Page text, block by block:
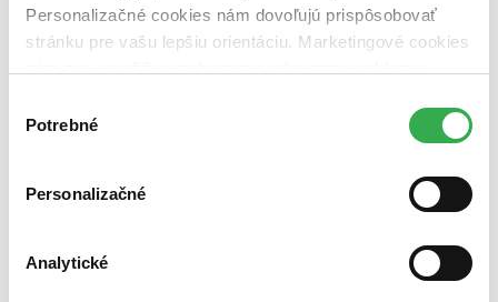
Personalizačné cookies nám dovoľujú prispôsobovať
stránku pre vašu lepšiu orientáciu. Marketingové cookies
nám pomohlo, keby sme mohli používať všetky tieto
súhlasu
Potrebné
Personalizačné
Analytické
čítaná - mierne opotrebovaná (0 titulov)čítaná - mierne
opotrebovaná
čítané verzie vypredaných kníh (0 titulov)čítané verzie
vypredaných kníh
Bestsellery